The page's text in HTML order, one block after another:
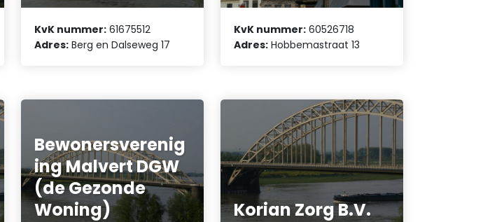
KvK nummer: 61675512
Adres: Berg en Dalseweg 17
KvK nummer: 60526718
Adres: Hobbemastraat 13
Bewonersverenig
ing Malvert DGW
(de Gezonde
Woning)
Korian Zorg B.V.